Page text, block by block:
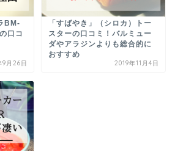
BM-
口コ
9月26日
「すばやき」（シロカ）トー
スターの口コミ！バルミュー
ダやアラジンよりも総合的に
おすすめ
2019年11月4日